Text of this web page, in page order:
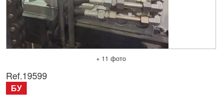
+ 11 фото
Ref.19599
БУ